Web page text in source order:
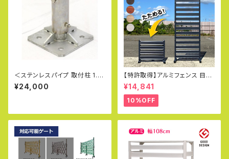
＜ステンレスパイプ 取付柱 1.5
m＞直径48.6φ アルミゲート用
取付け柱
¥24,000
【特許取得】アルミフェンス 目隠
し フェンス ガーデンフェンス ペ
ットフェンス パーテーション プ
ール 幅60×180cm 庭 DIY 柱
門扉 アルミ オレフェンス OF06
18
¥14,841
10%OFF